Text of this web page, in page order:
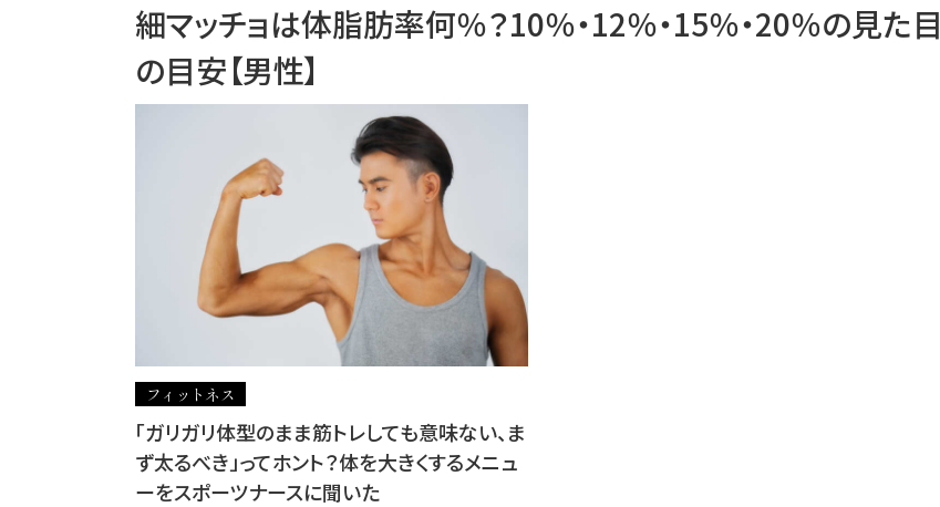
細マッチョは体脂肪率何％？10％・12％・15％・20％の見た目
の目安【男性】
フィットネス
「ガリガリ体型のまま筋トレしても意味ない、ま
ず太るべき」ってホント？体を大きくするメニュ
ーをスポーツナースに聞いた